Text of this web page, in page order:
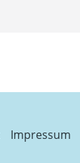
Impressum